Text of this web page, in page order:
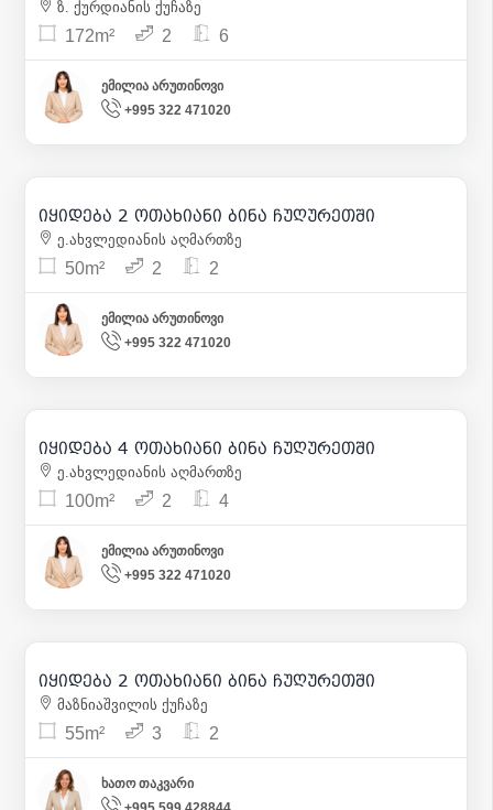
ზ. ქურდიანის ქუჩაზე
172m² 2 6
ემილია არუთინოვი
+995 322 471020
1
140 000 | m² 2 800
იყიდება 2 ოთახიანი ბინა ჩუღურეთში
ე.ახვლედიანის აღმართზე
50m² 2 2
ემილია არუთინოვი
+995 322 471020
1
275 000 | m² 2 750
იყიდება 4 ოთახიანი ბინა ჩუღურეთში
ე.ახვლედიანის აღმართზე
100m² 2 4
ემილია არუთინოვი
+995 322 471020
11
155 000 | m² 2 818
იყიდება 2 ოთახიანი ბინა ჩუღურეთში
მაზნიაშვილის ქუჩაზე
55m² 3 2
ხათო თაკვარი